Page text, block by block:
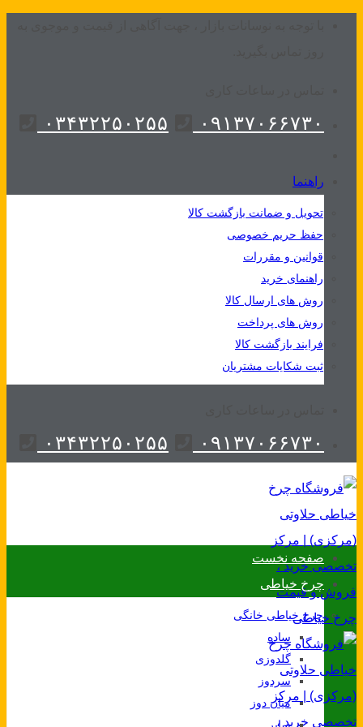
۰۹۱۳۷۰۶۶۷۳۰ ۰۳۴۳۲۲۵۰۲۵۵
راهنما
تحویل و ضمانت بازگشت کالا
حفظ حریم خصوصی
قوانین و مقررات
راهنمای خرید
روش های ارسال کالا
روش های پرداخت
فرایند بازگشت کالا
ثبت شکایات مشتریان
۰۹۱۳۷۰۶۶۷۳۰ ۰۳۴۳۲۲۵۰۲۵۵
صفحه نخست
چرخ خیاطی
چرخ خیاطی خانگی
ساده
گلدوزی
سردوز
میان دوز